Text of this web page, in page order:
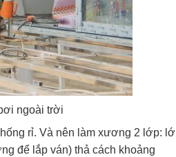
ngoài trời
rỉ. Và nên làm xương 2 lớp:
để lắp ván) thả cách khoảng